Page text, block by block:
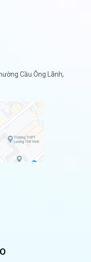
Cầu Ông Lãnh,